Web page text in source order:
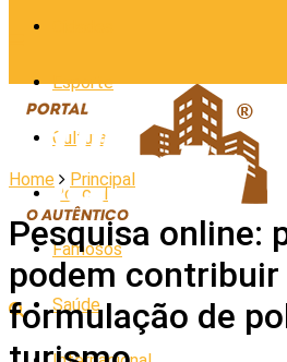
Esporte
Cultura
Policial
Famosos
Saúde
Home Principal
Pesquisa online:
podem contribuir
formulação de